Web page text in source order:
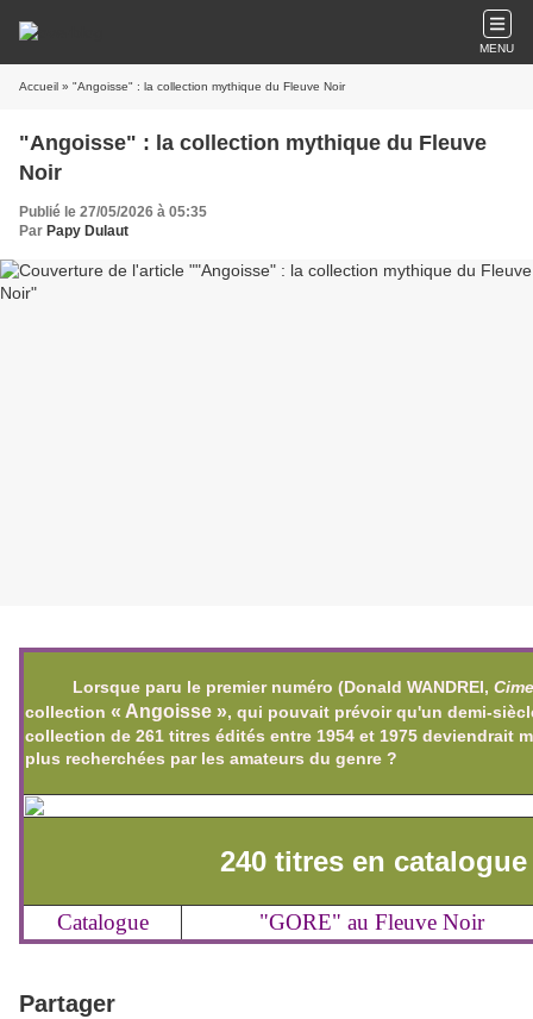
MENU
Accueil » "Angoisse" : la collection mythique du Fleuve Noir
"Angoisse" : la collection mythique du Fleuve
Noir
Publié le 27/05/2026 à 05:35
Par Papy Dulaut
Lorsque paru le premier numéro (Donald WANDREI,
collection « Angoisse », qui pouvait prévoir qu'un demi-
collection de 261 titres édités entre 1954 et 1975 deviendrait
plus recherchées par les amateurs du genre ?
240 titres en catalogue
Catalogue "GORE" au Fleuve Noir
Partager